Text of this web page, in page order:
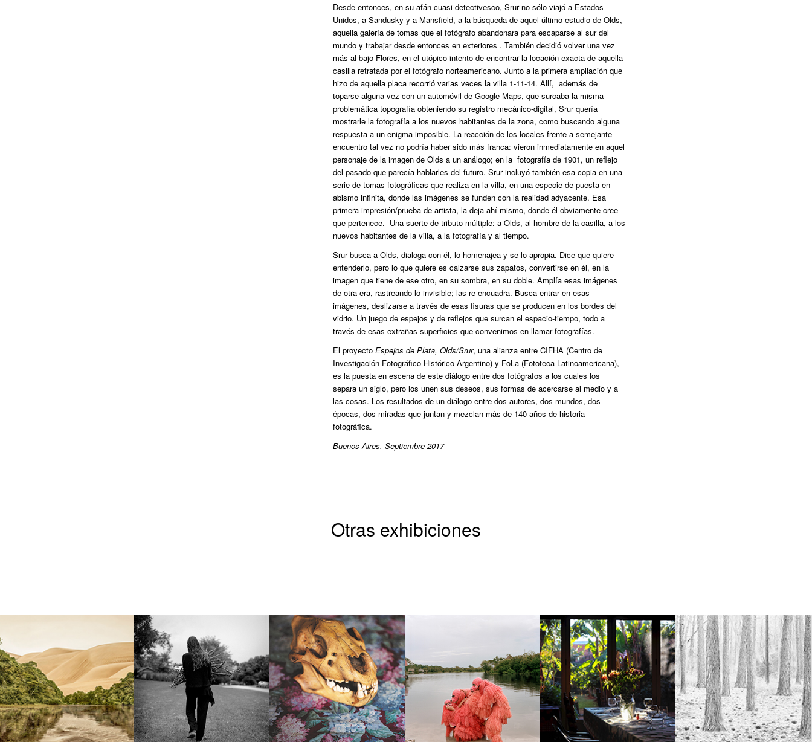
Desde entonces, en su afán cuasi detectivesco, Srur no sólo viajó a Estados
Unidos, a Sandusky y a Mansfield, a la búsqueda de aquel último estudio de Olds,
aquella galería de tomas que el fotógrafo abandonara para escaparse al sur del
mundo y trabajar desde entonces en exteriores . También decidió volver una vez
más al bajo Flores, en el utópico intento de encontrar la locación exacta de aquella
casilla retratada por el fotógrafo norteamericano. Junto a la primera ampliación que
hizo de aquella placa recorrió varias veces la villa 1-11-14. Allí, además de
toparse alguna vez con un automóvil de Google Maps, que surcaba la misma
problemática topografía obteniendo su registro mecánico-digital, Srur quería
mostrarle la fotografía a los nuevos habitantes de la zona, como buscando alguna
respuesta a un enigma imposible. La reacción de los locales frente a semejante
encuentro tal vez no podría haber sido más franca: vieron inmediatamente en aquel
personaje de la imagen de Olds a un análogo; en la fotografía de 1901, un reflejo
del pasado que parecía hablarles del futuro. Srur incluyó también esa copia en una
serie de tomas fotográficas que realiza en la villa, en una especie de puesta en
abismo infinita, donde las imágenes se funden con la realidad adyacente. Esa
primera impresión/prueba de artista, la deja ahí mismo, donde él obviamente cree
que pertenece. Una suerte de tributo múltiple: a Olds, al hombre de la casilla, a los
nuevos habitantes de la villa, a la fotografía y al tiempo.
Srur busca a Olds, dialoga con él, lo homenajea y se lo apropia. Dice que quiere
entenderlo, pero lo que quiere es calzarse sus zapatos, convertirse en él, en la
imagen que tiene de ese otro, en su sombra, en su doble. Amplía esas imágenes
de otra era, rastreando lo invisible; las re-encuadra. Busca entrar en esas
imágenes, deslizarse a través de esas fisuras que se producen en los bordes del
vidrio. Un juego de espejos y de reflejos que surcan el espacio-tiempo, todo a
través de esas extrañas superficies que convenimos en llamar fotografías.
El proyecto Espejos de Plata, Olds/Srur, una alianza entre CIFHA (Centro de
Investigación Fotográfico Histórico Argentino) y FoLa (Fototeca Latinoamericana),
es la puesta en escena de este diálogo entre dos fotógrafos a los cuales los
separa un siglo, pero los unen sus deseos, sus formas de acercarse al medio y a
las cosas. Los resultados de un diálogo entre dos autores, dos mundos, dos
épocas, dos miradas que juntan y mezclan más de 140 años de historia
fotográfica.
Buenos Aires, Septiembre 2017
Otras exhibiciones
ENFOCO
EUGENIO
MAZZINGHI
NICOLAS SAVARY YANN GROSS
Abraham Votroba –
No me olvides
La belleza de las
formas